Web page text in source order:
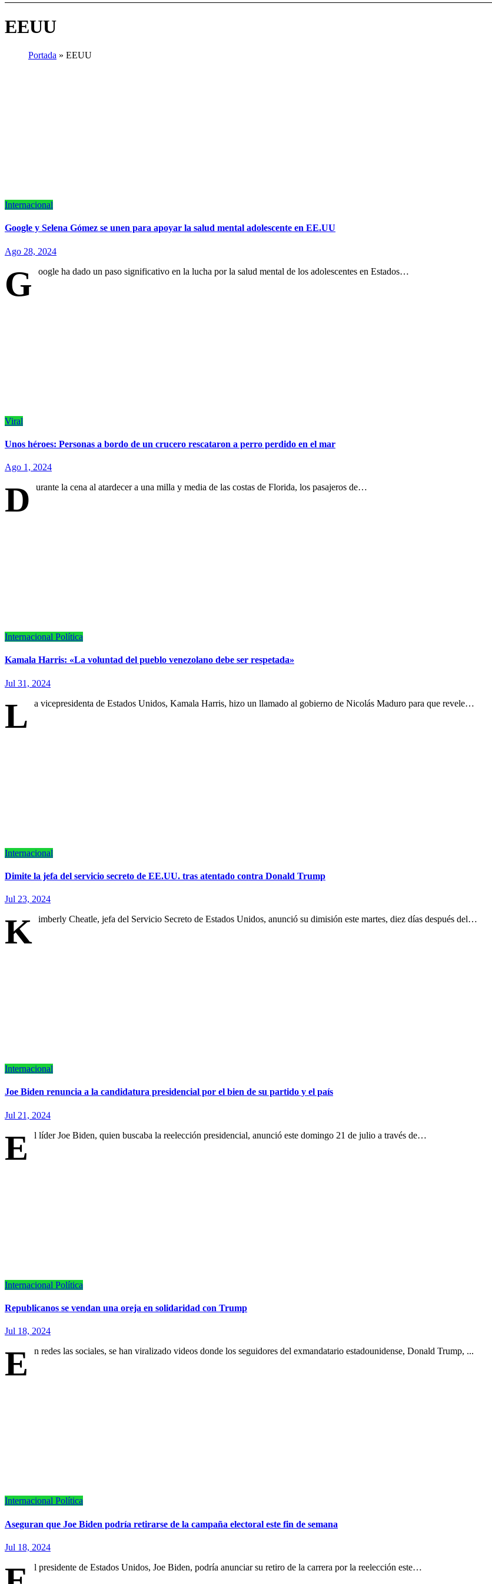
EEUU
Portada » EEUU
Internacional
Google y Selena Gómez se unen para apoyar la salud mental adolescente en EE.UU
Ago 28, 2024
G oogle ha dado un paso significativo en la lucha por la salud mental de los adolescentes en Estados…
Viral
Unos héroes: Personas a bordo de un crucero rescataron a perro perdido en el mar
Ago 1, 2024
D urante la cena al atardecer a una milla y media de las costas de Florida, los pasajeros de…
Internacional Política
Kamala Harris: «La voluntad del pueblo venezolano debe ser respetada»
Jul 31, 2024
L a vicepresidenta de Estados Unidos, Kamala Harris, hizo un llamado al gobierno de Nicolás Maduro para que revele…
Internacional
Dimite la jefa del servicio secreto de EE.UU. tras atentado contra Donald Trump
Jul 23, 2024
K imberly Cheatle, jefa del Servicio Secreto de Estados Unidos, anunció su dimisión este martes, diez días después del…
Internacional
Joe Biden renuncia a la candidatura presidencial por el bien de su partido y el país
Jul 21, 2024
E l líder Joe Biden, quien buscaba la reelección presidencial, anunció este domingo 21 de julio a través de…
Internacional Política
Republicanos se vendan una oreja en solidaridad con Trump
Jul 18, 2024
E n redes las sociales, se han viralizado videos donde los seguidores del exmandatario estadounidense, Donald Trump, ...
Internacional Política
Aseguran que Joe Biden podría retirarse de la campaña electoral este fin de semana
Jul 18, 2024
l presidente de Estados Unidos, Joe Biden, podría anunciar su retiro de la carrera por la reelección este…